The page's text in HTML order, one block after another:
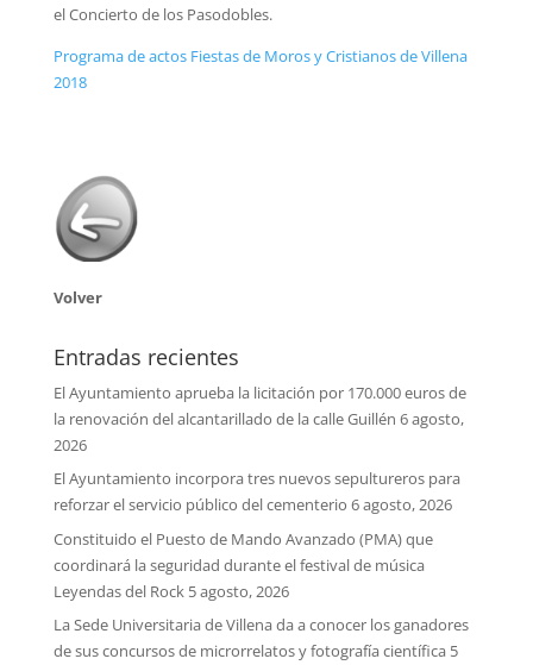
el Concierto de los Pasodobles.
Programa de actos Fiestas de Moros y Cristianos de Villena
2018
Volver
Entradas recientes
El Ayuntamiento aprueba la licitación por 170.000 euros de
la renovación del alcantarillado de la calle Guillén 6 agosto,
2026
El Ayuntamiento incorpora tres nuevos sepultureros para
reforzar el servicio público del cementerio 6 agosto, 2026
Constituido el Puesto de Mando Avanzado (PMA) que
coordinará la seguridad durante el festival de música
Leyendas del Rock 5 agosto, 2026
La Sede Universitaria de Villena da a conocer los ganadores
de sus concursos de microrrelatos y fotografía científica 5